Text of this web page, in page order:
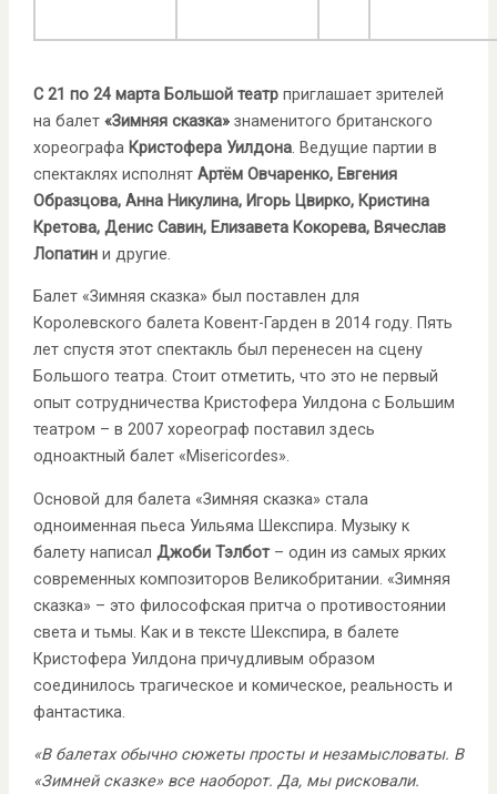
С 21 по 24 марта Большой театрприглашает зрителей
на балет «Зимняя сказка»знаменитого британского
хореографа Кристофера Уилдона. Ведущие партии в
спектаклях исполнят Артём Овчаренко, Евгения
Образцова, Анна Никулина, Игорь Цвирко, Кристина
Кретова, Денис Савин, Елизавета Кокорева, Вячеслав
Лопатин и другие.
Балет «Зимняя сказка» был поставлен для
Королевского балета Ковент-Гарден в 2014 году. Пять
лет спустя этот спектакль был перенесен на сцену
Большого театра. Стоит отметить, что это не первый
опыт сотрудничества Кристофера Уилдона с Большим
театром – в 2007 хореограф поставил здесь
одноактный балет «Misericordes».
Основой для балета «Зимняя сказка» стала
одноименная пьеса Уильяма Шекспира. Музыку к
балету написал Джоби Тэлбот– один из самых ярких
современных композиторов Великобритании. «Зимняя
сказка» – это философская притча о противостоянии
света и тьмы. Как и в тексте Шекспира, в балете
Кристофера Уилдона причудливым образом
соединилось трагическое и комическое, реальность и
фантастика.
«В балетах обычно сюжеты просты и незамысловаты. В
«Зимней сказке» все наоборот. Да, мы рисковали.